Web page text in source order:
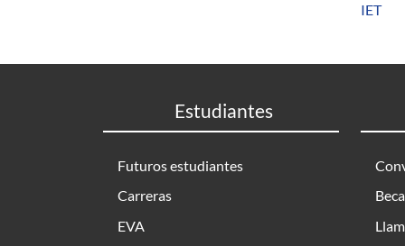
IET
Estudiantes
Futuros estudiantes
Carreras
EVA